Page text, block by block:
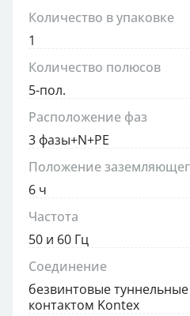
Количество в упаковке
1
Количество полюсов
5-пол.
Расположение фаз
3 фазы+N+PE
Положение
6 ч
Частота
50 и 60 Гц
Соединение
безвинтовые
контактом Kontex